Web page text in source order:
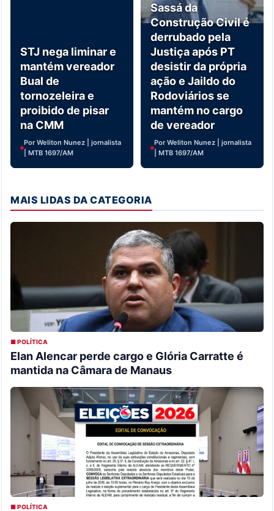
STJ nega liminar e
mantém vereador
Bual de
tornozeleira e
proibido de pisar
na CMM
Por Weliton Nunez | jornalista
| MTB 1697/AM
Sassá da
Construção Civil é
derrubado pela
Justiça após PT
desistir da própria
ação e Jaildo do
Rodoviários se
mantém no cargo
de vereador
Por Weliton Nunez | jornalista
| MTB 1697/AM
MAIS LIDAS DA CATEGORIA
■ POLÍTICA
Elan Alencar perde cargo e Glória Carratte é
mantida na Câmara de Manaus
■ POLÍTICA